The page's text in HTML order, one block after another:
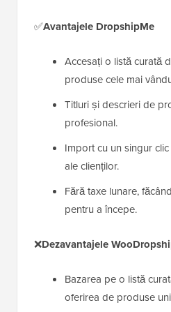
✅Avantajele DropshipMe
Accesați o listă curată
produse cele mai
Titluri și descrieri de
profesional.
Import cu un singur
ale clienților.
Fără taxe lunare,
pentru a începe.
❌Dezavantajele
Bazarea pe o listă
oferirea de produse